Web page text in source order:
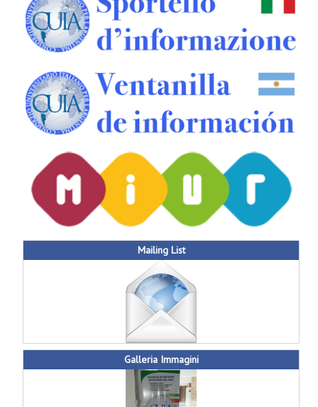
Mailing List
Galleria Immagini